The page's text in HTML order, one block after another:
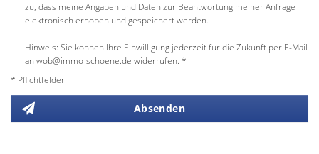
zu, dass meine Angaben und Daten zur Beantwortung meiner Anfrage
elektronisch erhoben und gespeichert werden.
Hinweis: Sie können Ihre Einwilligung jederzeit für die Zukunft per E-Mail
an wob@immo-schoene.de widerrufen. *
* Pflichtfelder
Absenden